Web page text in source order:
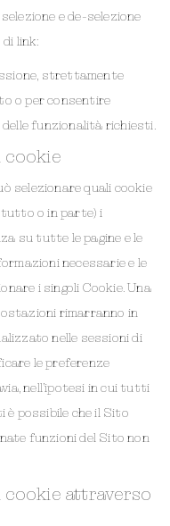
e de-selezione
link:
strettamente
o per consentire
funzionalità richiesti.
cookie
selezionare quali cookie
tutto o in parte) i
su tutte le pagine e le
necessarie e le
i singoli Cookie. Una
rimarranno in
nelle sessioni di
le preferenze
nell’ipotesi in cui tutti
è possibile che il Sito
funzioni del Sito non
cookie attraverso